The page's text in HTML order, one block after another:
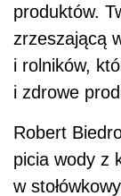
produktów.
zrzeszającą
i rolników,
i zdrowe
Robert
picia wody z
w